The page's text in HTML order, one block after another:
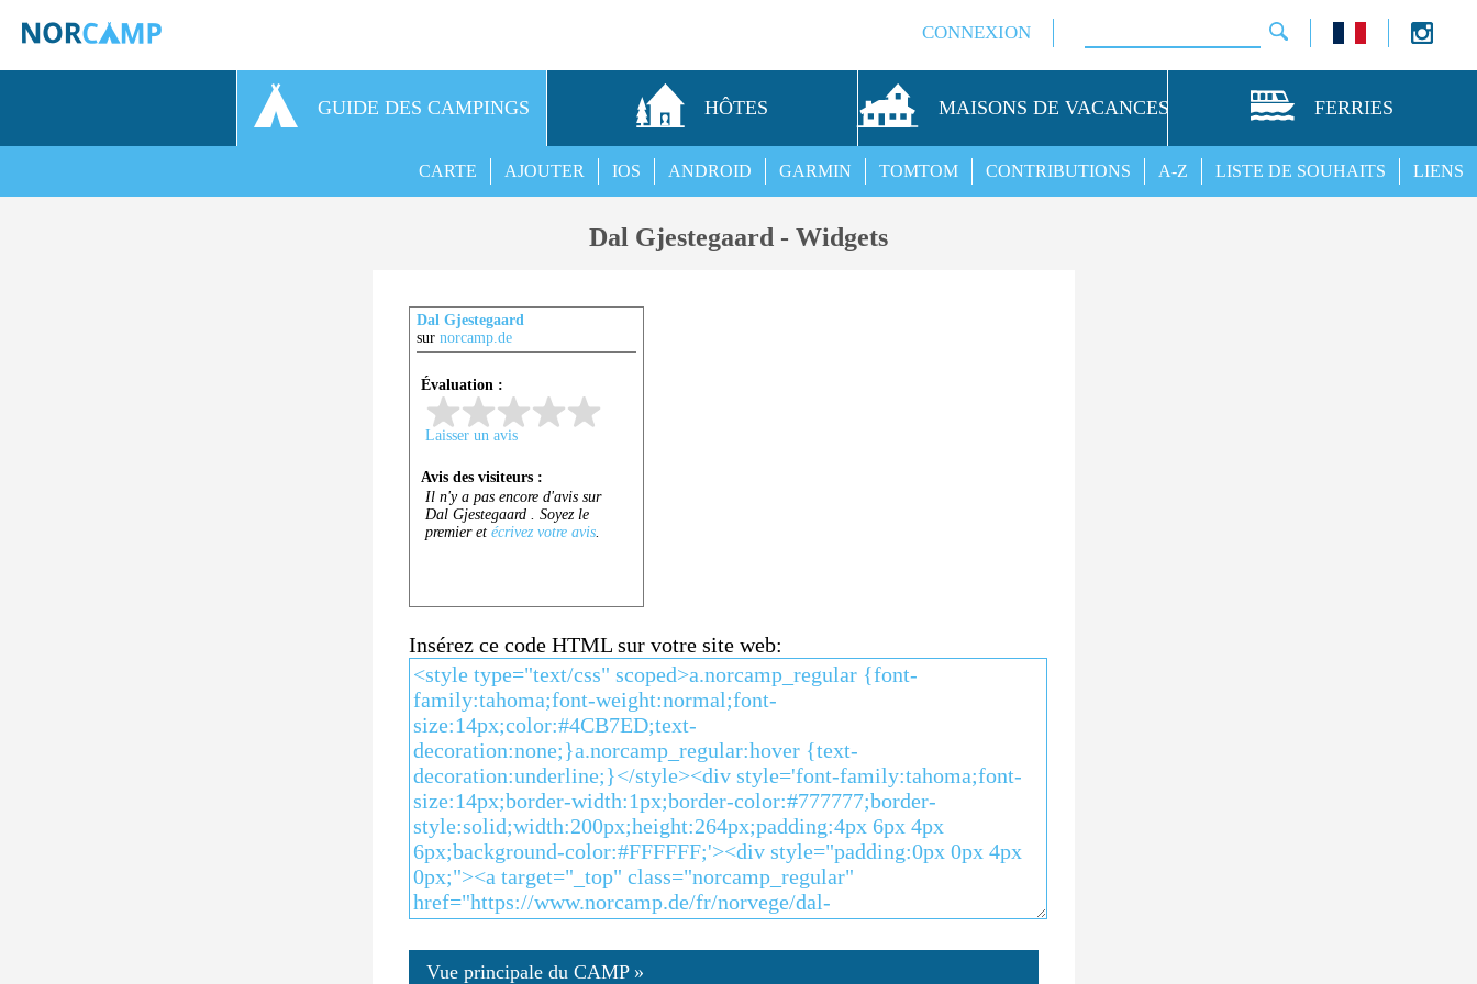
CONNEXION
GUIDE DES CAMPINGS HÔTES MAISONS DE VACANCES FERRIES
LIENS
LISTE DE SOUHAITS
A-Z
CONTRIBUTIONS
TOMTOM
GARMIN
ANDROID
IOS
AJOUTER
CARTE
Dal Gjestegaard - Widgets
Dal Gjestegaard
surnorcamp.de
Insérez ce code HTML sur votre site web:
Vue principale du CAMP »